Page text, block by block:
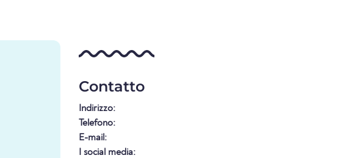
Contatto
Indirizzo:
Telefono:
E-mail:
I social media: